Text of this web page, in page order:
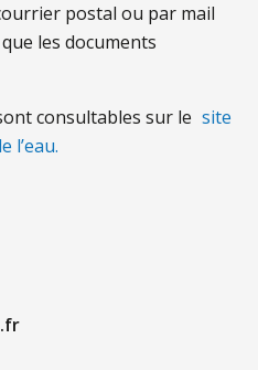
postal ou par mail
les documents
consultables sur le site
l’eau.